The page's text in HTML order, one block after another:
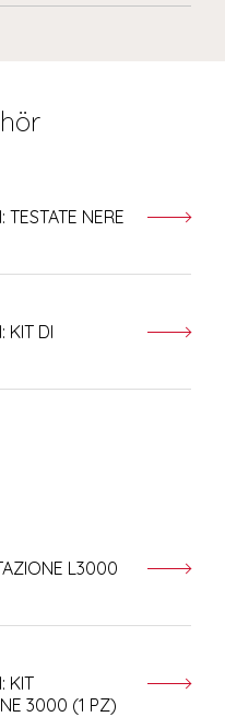
TESTATE NERE
KIT DI
L3000
KIT
3000 (1 PZ)